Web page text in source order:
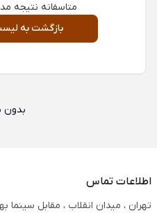
متاسفانه نتیجه
بازگشت به
بدون
اطلاعات تماس
تهران ، میدان انقلاب ، مقابل